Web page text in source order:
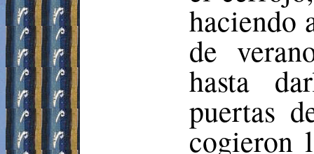
haciendo
de
hasta
puertas
cogieron